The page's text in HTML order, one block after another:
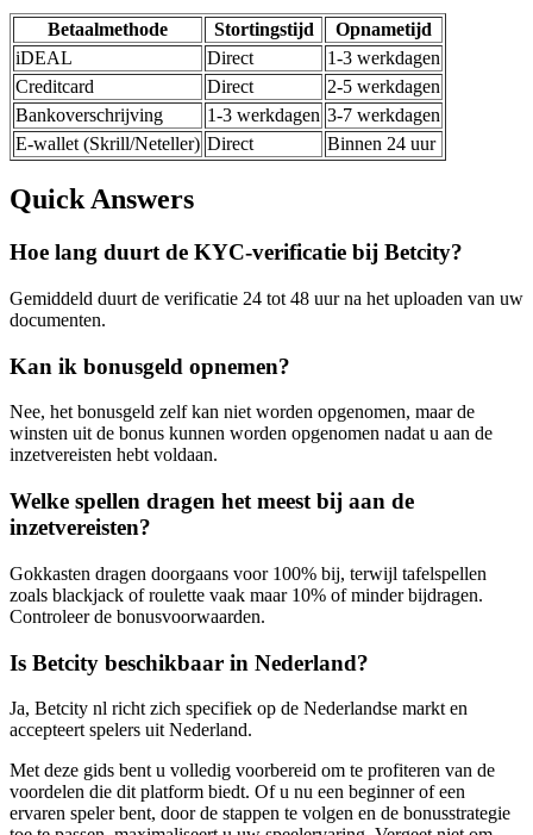
Betaalmethode Stortingstijd
Opnametijd
iDEAL
Direct
1-3 werkdagen
Creditcard
Direct
2-5 werkdagen
Bankoverschrijving
1-3 werkdagen 3-7 werkdagen
E-wallet (Skrill/Neteller) Direct Binnen 24 uur
Quick Answers
Hoe lang duurt de KYC-verificatie bij Betcity?
Gemiddeld duurt de verificatie 24 tot 48 uur na het uploaden van uw
documenten.
Kan ik bonusgeld opnemen?
Nee, het bonusgeld zelf kan niet worden opgenomen, maar de
winsten uit de bonus kunnen worden opgenomen nadat u aan de
inzetvereisten hebt voldaan.
Welke spellen dragen het meest bij aan de
inzetvereisten?
Gokkasten dragen doorgaans voor 100% bij, terwijl tafelspellen
zoals blackjack of roulette vaak maar 10% of minder bijdragen.
Controleer de bonusvoorwaarden.
Is Betcity beschikbaar in Nederland?
Ja, Betcity nl richt zich specifiek op de Nederlandse markt en
accepteert spelers uit Nederland.
Met deze gids bent u volledig voorbereid om te profiteren van de
voordelen die dit platform biedt. Of u nu een beginner of een
ervaren speler bent, door de stappen te volgen en de bonusstrategie